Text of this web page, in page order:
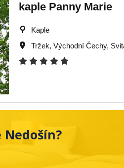
kaple Panny Marie
Kaple
Tržek,Východní Čechy,